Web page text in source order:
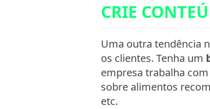
CRIE
Uma outra tendência
os clientes. Tenha um
empresa trabalha
sobre alimentos
etc.